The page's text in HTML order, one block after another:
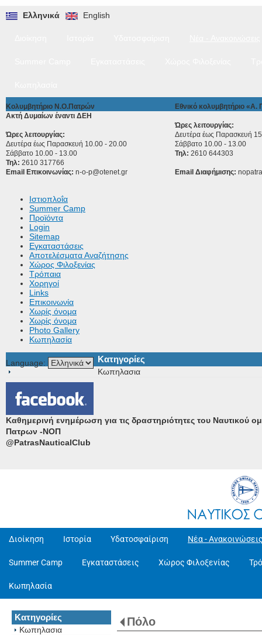
Ελληνικά English
Κολυμβητήριο Ν.Ο.Πατρών
Ακτή Δυμαίων έναντι ΔΕΗ
Ώρες λειτουργίας:
Δευτέρα έως Παρασκευή 10.00 - 20.00
Σάββατο 10.00 - 13.00
Τηλ: 2610 317766
Email Επικοινωνίας: n-o-p@otenet.gr
Εθνικό κολυμβητήριο «Α.
Ώρες λειτουργίας:
Δευτέρα έως Παρασκευή
Σάββατο 10.00 - 13.00
Τηλ: 2610 644303
Email Διαφήμισης:
Ιστιοπλοΐα
Summer Camp
Προϊόντα
Login
Sitemap
Εγκαταστάσεις
Αποτελέσματα Αναζήτησης
Χώρος Φιλοξενίας
Τρόπαια
Χορηγοί
Links
Επικοινωνία
Χωρίς όνομα
Χωρίς όνομα
Photo Gallery
Κωπηλασία
Language: Κατηγορίες
Κωπηλασια
Καθημερινή ενημέρωση για τις δραστηριότητες του
Πατρων -ΝΟΠ
@PatrasNauticalClub
Διοίκηση Ιστορία Υδατοσφαίριση Νέα -
Summer Camp Εγκαταστάσεις Χώρος Φιλοξενίας
Κωπηλασία
Κατηγορίες
Κωπηλασια
Πόλο